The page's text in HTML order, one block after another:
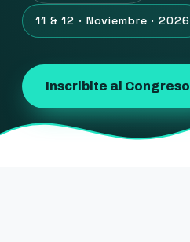
11 & 12 · Noviembre · 2026
Inscribite al Congreso